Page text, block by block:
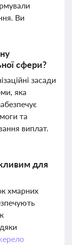
Ви
сфери?
засади
яка
та
виплат.
для
хмарних